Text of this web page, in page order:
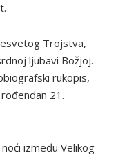
Trojstva,
ljubavi Božjoj.
rukopis,
21.
između Velikog